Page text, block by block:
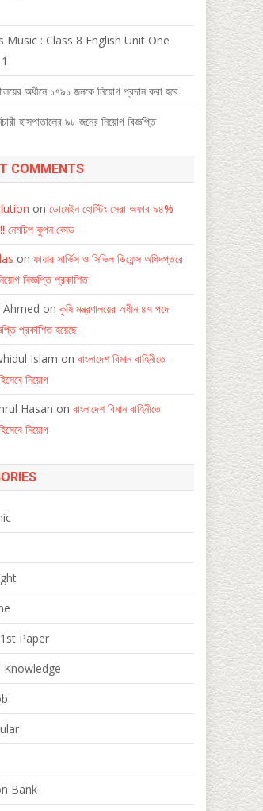
Music : Class 8 English Unit One
অধীনে ১৭৯১ জনকে নিয়োগ প্রদান করা হবে
হাসপাতালের ৯৮ জনের নিয়োগ বিজ্ঞপ্তি
COMMENTS
onডোমেইন হোস্টিং সেরা অফার ৯৪%
নেমচিপ কুপন কোড
onফায়ার সার্ভিস ও সিভিল ডিফেন্স অধিদপ্তরে
বিজ্ঞপ্তি প্রকাশিত
Ahmed onকৃষি মন্ত্রণালয়ের অধীন ৪৭ পদে
প্রকাশিত হয়েছে
Islam onবাংলাদেশ বিমান বাহিনীতে
নিয়োগ
Hasan onবাংলাদেশ বিমান বাহিনীতে
নিয়োগ
Paper
Knowledge
Bank